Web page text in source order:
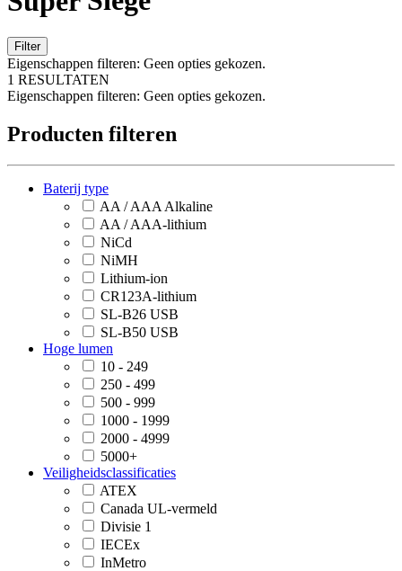
Filter
Eigenschappen filteren: Geen opties gekozen.
1 RESULTATEN
Eigenschappen filteren: Geen opties gekozen.
Producten filteren
Baterij type
AA / AAA Alkaline
AA / AAA-lithium
NiCd
NiMH
Lithium-ion
CR123A-lithium
SL-B26 USB
SL-B50 USB
Hoge lumen
10 - 249
250 - 499
500 - 999
1000 - 1999
2000 - 4999
5000+
Veiligheidsclassificaties
ATEX
Canada UL-vermeld
Divisie 1
IECEx
InMetro